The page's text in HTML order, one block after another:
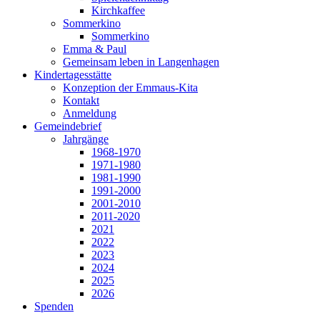
Kirchkaffee
Sommerkino
Sommerkino
Emma & Paul
Gemeinsam leben in Langenhagen
Kindertagesstätte
Konzeption der Emmaus-Kita
Kontakt
Anmeldung
Gemeindebrief
Jahrgänge
1968-1970
1971-1980
1981-1990
1991-2000
2001-2010
2011-2020
2021
2022
2023
2024
2025
2026
Spenden